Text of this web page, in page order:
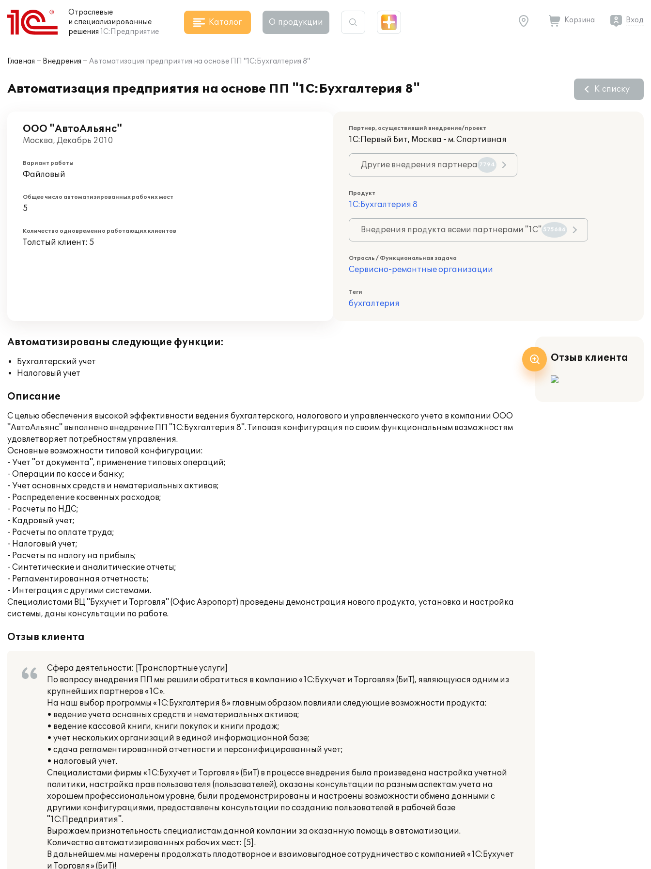
Отраслевые
и специализированные
решения 1С:Предприятие
Каталог О продукции Корзина Вход
Главная Внедрения Автоматизация предприятия на основе ПП "1С:Бухгалтерия 8"
Автоматизация предприятия на основе ПП "1С:Бухгалтерия 8" К списку
ООО "АвтоАльянс"
Москва, Декабрь 2010
Вариант работы
Файловый
Общее число автоматизированных рабочих мест
5
Количество одновременно работающих клиентов
Толстый клиент: 5
Партнер, осуществивший внедрение/проект
1С:Первый Бит, Москва - м. Спортивная
Другие внедрения партнера 7794
Продукт
1С:Бухгалтерия 8
Внедрения продукта всеми партнерами "1С" 575686
Отрасль / Функциональная задача
Сервисно-ремонтные организации
Теги
бухгалтерия
Автоматизированы следующие функции:
Бухгалтерский учет
Налоговый учет
Описание
С целью обеспечения высокой эффективности ведения бухгалтерского, налогового и управленческого учета в компании ООО
"АвтоАльянс" выполнено внедрение ПП "1С:Бухгалтерия 8". Типовая конфигурация по своим функциональным возможностям
удовлетворяет потребностям управления.
Основные возможности типовой конфигурации:
- Учет "от документа", применение типовых операций;
- Операции по кассе и банку;
- Учет основных средств и нематериальных активов;
- Распределение косвенных расходов;
- Расчеты по НДС;
- Кадровый учет;
- Расчеты по оплате труда;
- Налоговый учет;
- Расчеты по налогу на прибыль;
- Синтетические и аналитические отчеты;
- Регламентированная отчетность;
- Интеграция с другими системами.
Специалистами ВЦ "Бухучет и Торговля" (Офис Аэропорт) проведены демонстрация нового продукта, установка и настройка
системы, даны консультации по работе.
Отзыв клиента
Сфера деятельности: [Транспортные услуги]
По вопросу внедрения ПП мы решили обратиться в компанию «1С:Бухучет и Торговля» (БиТ), являющуюся одним из
крупнейших партнеров «1С».
На наш выбор программы «1С:Бухгалтерия 8» главным образом повлияли следующие возможности продукта:
• ведение учета основных средств и нематериальных активов;
• ведение кассовой книги, книги покупок и книги продаж;
• учет нескольких организаций в единой информационной базе;
• сдача регламентированной отчетности и персонифицированный учет;
• налоговый учет.
Специалистами фирмы «1С:Бухучет и Торговля» (БиТ) в процессе внедрения была произведена настройка учетной
политики, настройка прав пользователя (пользователей), оказаны консультации по разным аспектам учета на
хорошем профессиональном уровне, были продемонстрированы и настроены возможности обмена данными с
другими конфигурациями, предоставлены консультации по созданию пользователей в рабочей базе
"1С:Предприятия".
Выражаем признательность специалистам данной компании за оказанную помощь в автоматизации.
Количество автоматизированных рабочих мест: [5].
В дальнейшем мы намерены продолжать плодотворное и взаимовыгодное сотрудничество с компанией «1С:Бухучет
и Торговля» (БиТ)!
Отзыв клиента